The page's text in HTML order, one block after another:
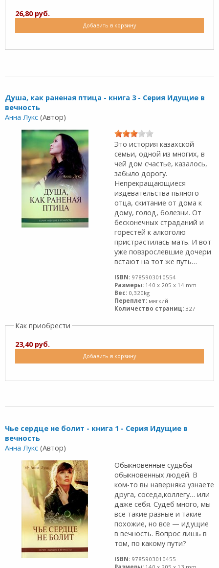
26,80 руб.
Добавить в корзину
Душа, как раненая птица - книга 3 - Серия Идущие в
вечность
Анна Лукс (Автор)
Это история казахской
семьи, одной из многих, в
чей дом счастье, казалось,
забыло дорогу.
Непрекращающиеся
издевательства пьяного
отца, скитание от дома к
дому, голод, болезни. От
бесконечных страданий и
горестей к алкоголю
пристрастилась мать. И вот
уже повзрослевшие дочери
встают на тот же путь…
ISBN: 9785903010554
Размеры: 140 x 205 x 14 mm
Вес: 0,320kg
Переплет: мягкий
Количество страниц: 327
Как приобрести
23,40 руб.
Добавить в корзину
Чье сердце не болит - книга 1 - Серия Идущие в
вечность
Анна Лукс (Автор)
Обыкновенные судьбы
обыкновенных людей. В
ком-то вы наверняка узнаете
друга, соседа,коллегу… или
даже себя. Судеб много, мы
все такие разные и такие
похожие, но все — идущие
в вечность. Вопрос лишь в
том, по какому пути?
ISBN: 9785903010455